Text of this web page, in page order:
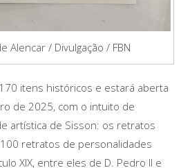
Alencar / Divulgação / FBN
itens históricos e estará aberta
de 2025, com o intuito de
artística de Sisson: os retratos
retratos de personalidades
XIX, entre eles de D. Pedro II e